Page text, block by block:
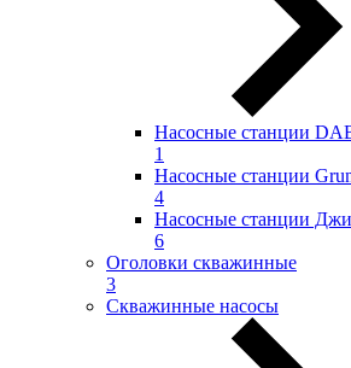
Насосные станции
1
Насосные станции
4
Насосные станции
6
Оголовки скважинные
3
Скважинные насосы